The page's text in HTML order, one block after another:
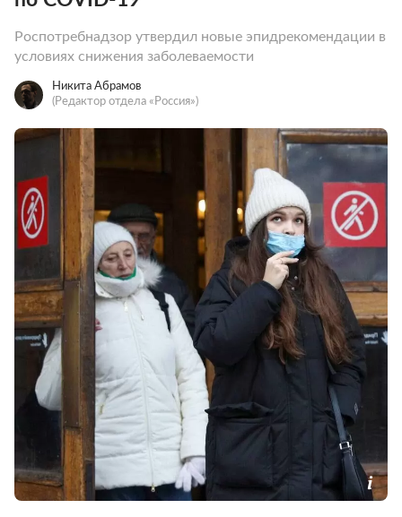
Роспотребнадзор утвердил новые эпидрекомендации в
условиях снижения заболеваемости
Никита Абрамов
(Редактор отдела «Россия»)